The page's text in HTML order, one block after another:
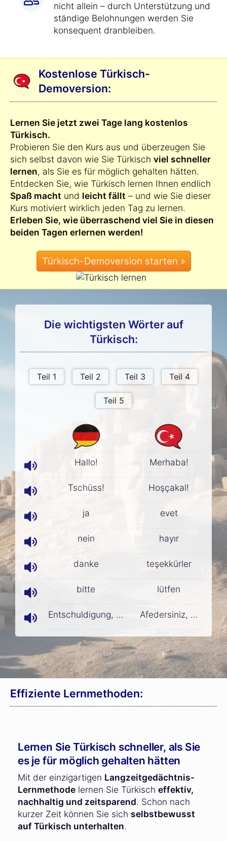
nicht allein – durch Unterstützung und
ständige Belohnungen werden Sie
konsequent dranbleiben.
Kostenlose Türkisch-
Demoversion:
Lernen Sie jetzt zwei Tage lang kostenlos
Türkisch.
Probieren Sie den Kurs aus und überzeugen Sie
sich selbst davon wie Sie Türkisch viel schneller
lernen, als Sie es für möglich gehalten hätten.
Entdecken Sie, wie Türkisch lernen Ihnen endlich
Spaß macht und leicht fällt – und wie Sie dieser
Kurs motiviert wirklich jeden Tag zu lernen.
Erleben Sie, wie überraschend viel Sie in diesen
beiden Tagen erlernen werden!
Die wichtigsten Wörter auf
Türkisch:
Hallo! Merhaba!
Tschüss! Hoşçakal!
ja evet
nein hayır
danke teşekkürler
bitte lütfen
Entschuldigung, ... Afedersiniz, ...
Effiziente Lernmethoden:
Lernen Sie Türkisch schneller, als Sie
es je für möglich gehalten hätten
Mit der einzigartigen Langzeitgedächtnis-
Lernmethode lernen Sie Türkisch effektiv,
nachhaltig und zeitsparend. Schon nach
kurzer Zeit können Sie sich selbstbewusst
auf Türkisch unterhalten.